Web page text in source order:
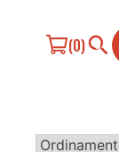
(0)